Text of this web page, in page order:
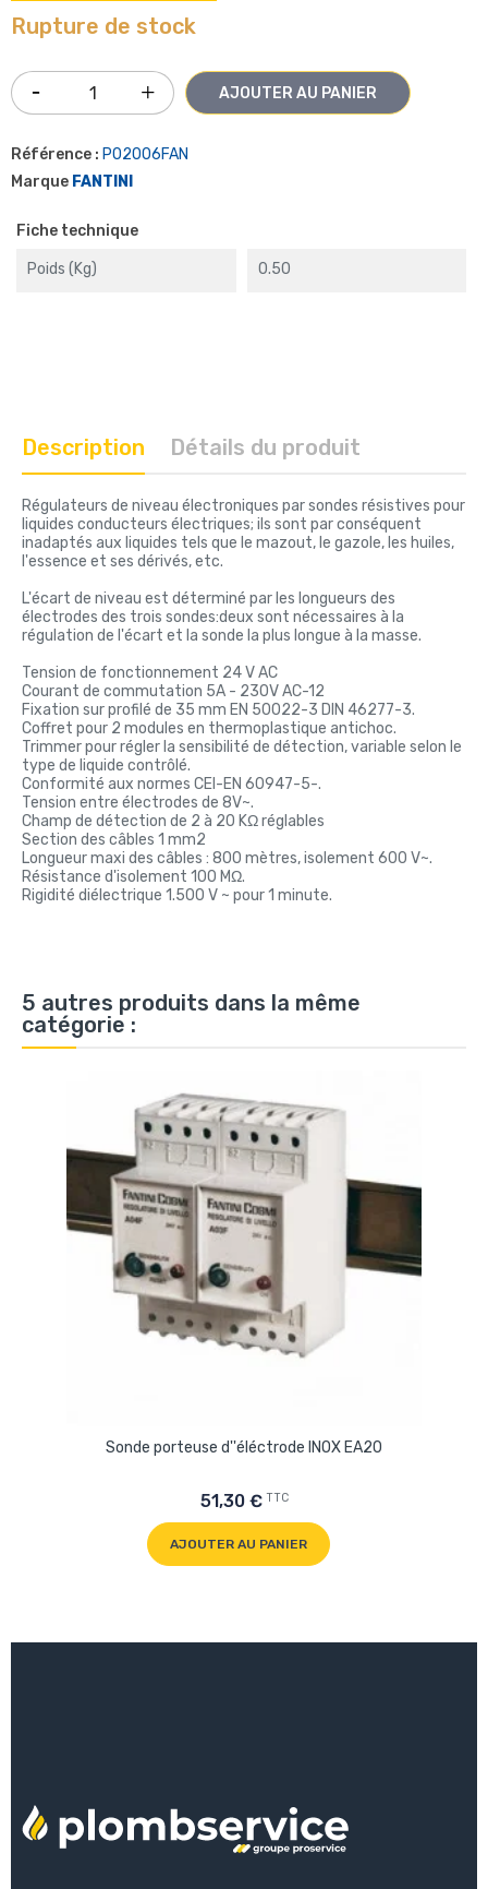
Rupture de stock
AJOUTER AU PANIER
Référence : P02006FAN
Marque FANTINI
Fiche technique
Poids (kg) 0.50
Description Détails du produit
Régulateurs de niveau électroniques par sondes résistives pour
liquides conducteurs électriques; ils sont par conséquent
inadaptés aux liquides tels que le mazout, le gazole, les huiles,
l'essence et ses dérivés, etc.
L'écart de niveau est déterminé par les longueurs des
électrodes des trois sondes:deux sont nécessaires à la
régulation de l'écart et la sonde la plus longue à la masse.
Tension de fonctionnement 24 V AC
Courant de commutation 5A - 230V AC-12
Fixation sur profilé de 35 mm EN 50022-3 DIN 46277-3.
Coffret pour 2 modules en thermoplastique antichoc.
Trimmer pour régler la sensibilité de détection, variable selon le
type de liquide contrôlé.
Conformité aux normes CEI-EN 60947-5-.
Tension entre électrodes de 8V~.
Champ de détection de 2 à 20 KΩ réglables
Section des câbles 1 mm2
Longueur maxi des câbles : 800 mètres, isolement 600 V~.
Résistance d'isolement 100 MΩ.
Rigidité diélectrique 1.500 V ~ pour 1 minute.
5 autres produits dans la même
catégorie :
Sonde porteuse d''éléctrode INOX EA20
51,30 € TTC
AJOUTER AU PANIER